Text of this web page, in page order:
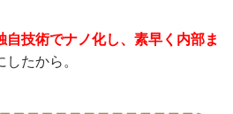
自技術でナノ化し、素早く内部ま
たから。